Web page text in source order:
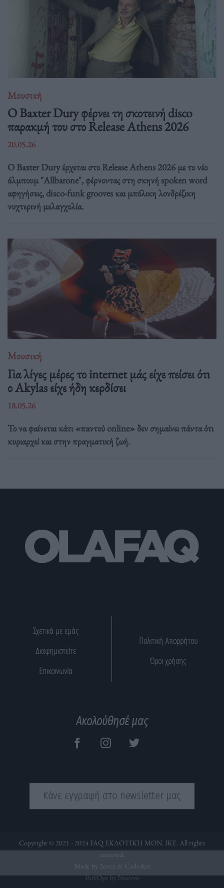
Μουσική
Ο Baxter Dury φέρνει τη σκοτεινή disco
παρακμή του στο Release Athens 2026
20.05.26
Ο Baxter Dury έρχεται στο Release Athens 2026 με το νέο
άλμπουμ "Allbarone", φέρνοντας στη σκηνή spoken word
αφηγήσεις, disco-funk grooves και μπόλικη λονδρέζικη
νυχτερινή μελαγχολία.
Μουσική
Για λίγες μέρες το internet μάς είχε πείσει ότι
ο Akylas είχε ήδη κερδίσει
18.05.26
Το να φαίνεται κάτι «παντού online» δεν σημαίνει πάντα ότι
κυριαρχεί και στην πραγματική ζωή.
Σχετικά με εμάς
Διαφημιστείτε
Επικοινωνία
Πολιτική Απορρήτου
Όροι χρήσης
Ακολούθησέ μας
Κάνε εγγραφή στο newsletter μας
Copyright © 2021 - 2024 FAQ ΕΚΔΟΤΙΚΗ ΜΟΝ. ΙΚΕ. All rights
reserved.
Made by 2ence & Codedux
PerfOps by Nuevvo